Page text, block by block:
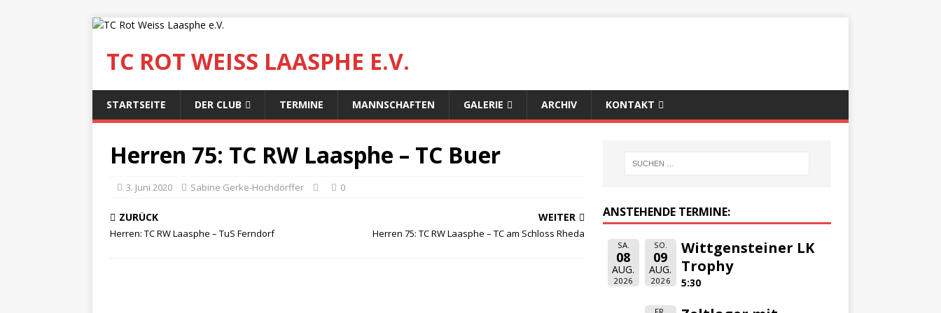
TC ROT WEISS LAASPHE E.V.
STARTSEITE DER CLUB TERMINE MANNSCHAFTEN GALERIE ARCHIV KONTAKT
Herren 75: TC RW Laasphe – TC Buer
3. Juni 2020 Sabine Gerke-Hochdörffer 0
ZURÜCK
Herren: TC RW Laasphe – TuS Ferndorf
WEITER
Herren 75: TC RW Laasphe – TC am Schloss Rheda
ANSTEHENDE TERMINE:
SA.
08
AUG.
2026
SO.
09
AUG.
2026
Wittgensteiner LK
Trophy
5:30